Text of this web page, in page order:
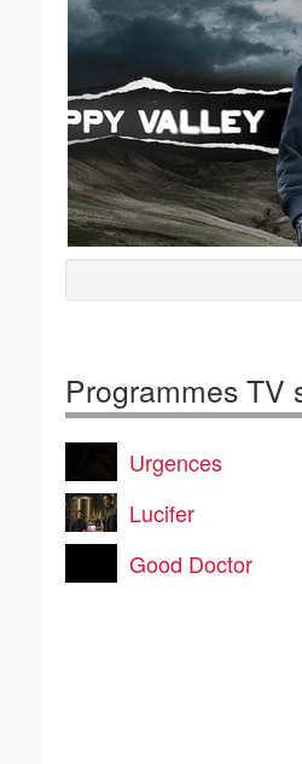
Programmes TV
Urgences
Lucifer
Good Doctor